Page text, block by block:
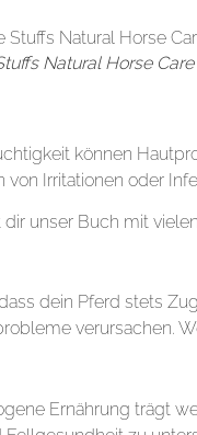
Natural Horse
können
von Irritationen oder
unser Buch mit
dein Pferd stets
verursachen.
Ernährung trägt